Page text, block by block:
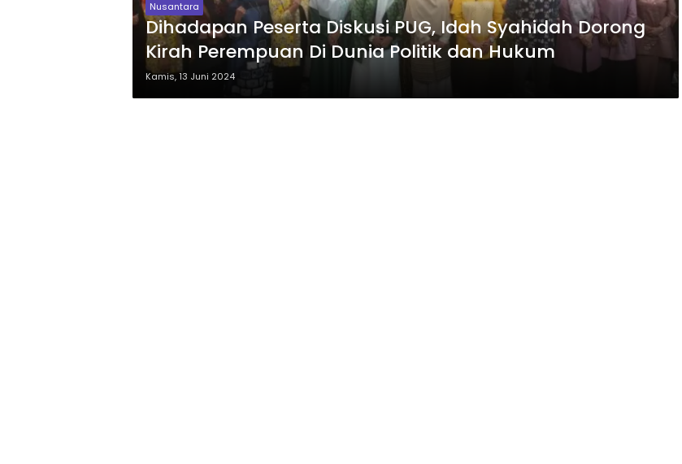
Nusantara
Dihadapan Peserta Diskusi PUG, Idah Syahidah Dorong
Kirah Perempuan Di Dunia Politik dan Hukum
Kamis, 13 Juni 2024